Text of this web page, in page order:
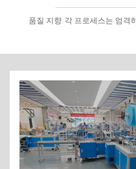
품질 지향 각 프로세스는 엄격